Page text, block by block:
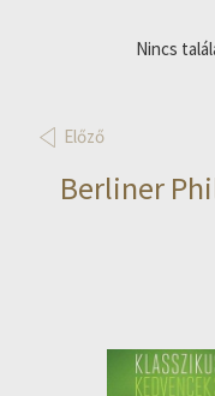
Nincs
Előző
Berliner